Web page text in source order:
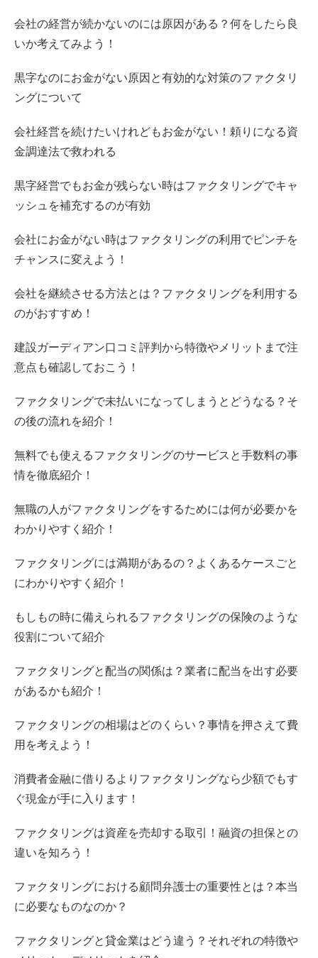
会社の経営が続かないのには原因がある？何をしたら良
いか考えてみよう！
黒字なのにお金がない原因と有効的な対策のファクタリ
ングについて
会社経営を続けたいけれどもお金がない！頼りになる資
金調達法で救われる
黒字経営でもお金が残らない時はファクタリングでキャ
ッシュを補充するのが有効
会社にお金がない時はファクタリングの利用でピンチを
チャンスに変えよう！
会社を継続させる方法とは？ファクタリングを利用する
のがおすすめ！
建設ガーディアン口コミ評判から特徴やメリットまで注
意点も確認しておこう！
ファクタリングで未払いになってしまうとどうなる？そ
の後の流れを紹介！
無料でも使えるファクタリングのサービスと手数料の事
情を徹底紹介！
無職の人がファクタリングをするためには何が必要かを
わかりやすく紹介！
ファクタリングには満期があるの？よくあるケースごと
にわかりやすく紹介！
もしもの時に備えられるファクタリングの保険のような
役割について紹介
ファクタリングと配当の関係は？業者に配当を出す必要
があるかも紹介！
ファクタリングの相場はどのくらい？事情を押さえて費
用を考えよう！
消費者金融に借りるよりファクタリングなら少額でもす
ぐ現金が手に入ります！
ファクタリングは資産を売却する取引！融資の担保との
違いを知ろう！
ファクタリングにおける顧問弁護士の重要性とは？本当
に必要なものなのか？
ファクタリングと貸金業はどう違う？それぞれの特徴や